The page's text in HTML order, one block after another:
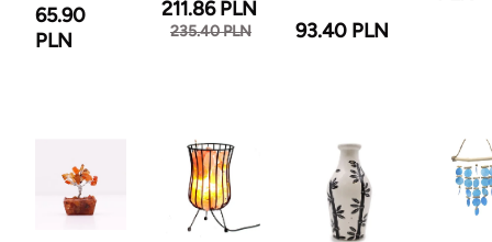
65.90
PLN
211.86 PLN
235.40 PLN 93.40 PLN